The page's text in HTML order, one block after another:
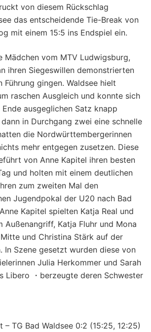
von diesem Rückschlag
das entscheidende Tie-Break von
mit einem 15:5 ins Endspiel ein.
Mädchen vom MTV Ludwigsburg,
ihren Siegeswillen demonstrierten
Führung gingen. Waldsee hielt
raschen Ausgleich und konnte sich
ausgeglichen Satz knapp
in Durchgang zwei eine schnelle
die Nordwürttembergerinnen
mehr entgegen zusetzen. Diese
von Anne Kapitel ihren besten
und holten mit einem deutlichen
zum zweiten Mal den
Jugendpokal der U20 nach Bad
Kapitel spielten Katja Real und
Außenangriff, Katja Fluhr und Mona
und Christina Stärk auf der
In Szene gesetzt wurden diese von
Julia Herkommer und Sarah
Libero ・berzeugte deren Schwester
TG Bad Waldsee 0:2 (15:25, 12:25)